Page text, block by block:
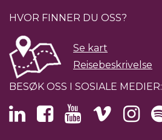
HVOR FINNER DU OSS?
Se kart
Reisebeskrivelse
BESØK OSS I SOSIALE MEDIER: